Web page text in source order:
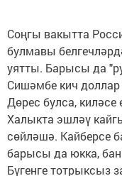
Соңгы вакытта
булмавы
уятты. Барысы да
Сишәмбе кич доллар
Дөрес булса,
Халыкта эшләү
сөйләшә. Кайберсе
барысы да юкка,
Бүгенге тотрыксыз